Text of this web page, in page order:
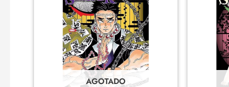
AGOTADO